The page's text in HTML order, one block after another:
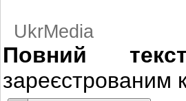
UkrMedia
Повний
зареєстрованим